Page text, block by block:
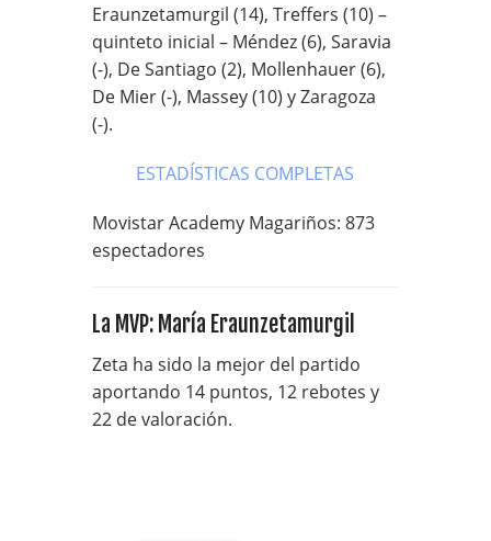
Eraunzetamurgil (14), Treffers (10) –
quinteto inicial – Méndez (6), Saravia
(-), De Santiago (2), Mollenhauer (6),
De Mier (-), Massey (10) y Zaragoza
(-).
ESTADÍSTICAS COMPLETAS
Movistar Academy Magariños: 873
espectadores
La MVP: María Eraunzetamurgil
Zeta ha sido la mejor del partido
aportando 14 puntos, 12 rebotes y
22 de valoración.